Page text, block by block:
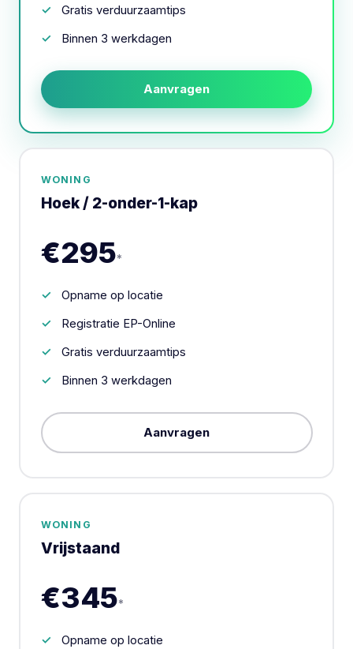
Gratis verduurzaamtips
Binnen 3 werkdagen
Aanvragen
WONING
Hoek / 2-onder-1-kap
€295*
Opname op locatie
Registratie EP-Online
Gratis verduurzaamtips
Binnen 3 werkdagen
Aanvragen
WONING
Vrijstaand
€345*
Opname op locatie